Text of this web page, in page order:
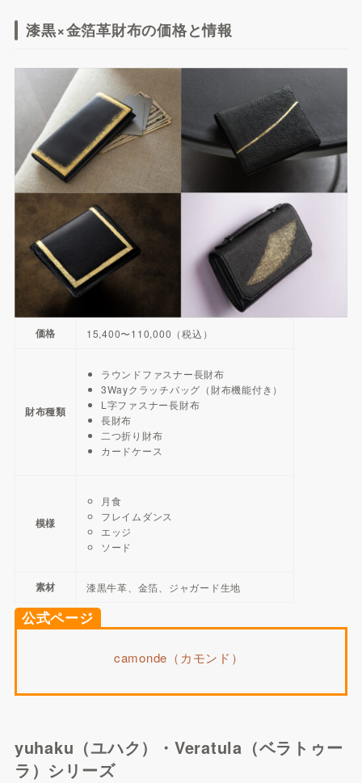
漆黒×金箔革財布の価格と情報
価格 15,400〜110,000（税込）
財布種類
ラウンドファスナー長財布
3Wayクラッチバッグ（財布機能付き）
L字ファスナー長財布
長財布
二つ折り財布
カードケース
模様
月食
フレイムダンス
エッジ
ソード
素材 漆黒牛革、金箔、ジャガード生地
公式ページ
camonde（カモンド）
yuhaku（ユハク）・Veratula（ベラトゥー
ラ）シリーズ